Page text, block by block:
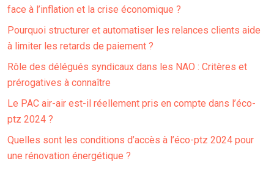
face à l’inflation et la crise économique ?
Pourquoi structurer et automatiser les relances clients aide
à limiter les retards de paiement ?
Rôle des délégués syndicaux dans les NAO : Critères et
prérogatives à connaître
Le PAC air-air est-il réellement pris en compte dans l’éco-
ptz 2024 ?
Quelles sont les conditions d’accès à l’éco-ptz 2024 pour
une rénovation énergétique ?